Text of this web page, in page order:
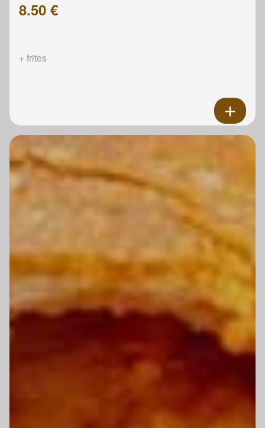
8.50 €
+ frites